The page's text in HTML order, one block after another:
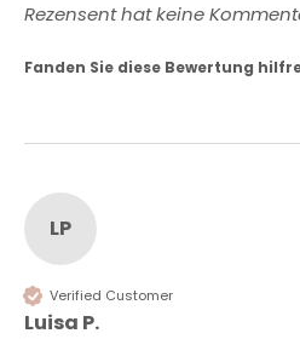
Rezensent hat keine
Fanden Sie diese Bewertung
LP
Verified Customer
Luisa P.